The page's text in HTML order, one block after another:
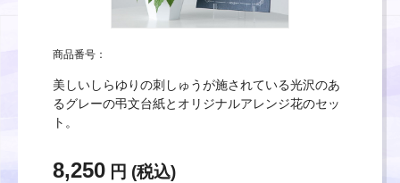
商品番号：
美しいしらゆりの刺しゅうが施されている光沢のあ
るグレーの弔文台紙とオリジナルアレンジ花のセッ
ト。
8,250 円 (税込)